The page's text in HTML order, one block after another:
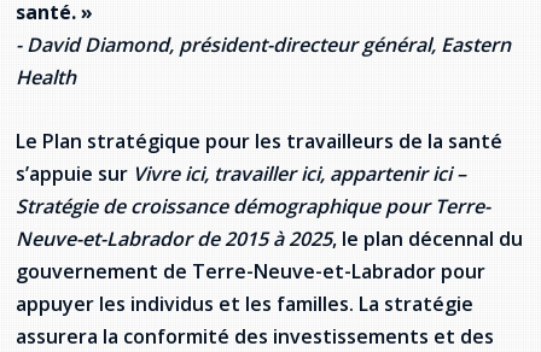
santé. »
- David Diamond, président-directeur général, Eastern
Health
Le Plan stratégique pour les travailleurs de la santé
s’appuie sur Vivre ici, travailler ici, appartenir ici –
Stratégie de croissance démographique pour Terre-
Neuve-et-Labrador de 2015 à 2025, le plan décennal du
gouvernement de Terre-Neuve-et-Labrador pour
appuyer les individus et les familles. La stratégie
assurera la conformité des investissements et des